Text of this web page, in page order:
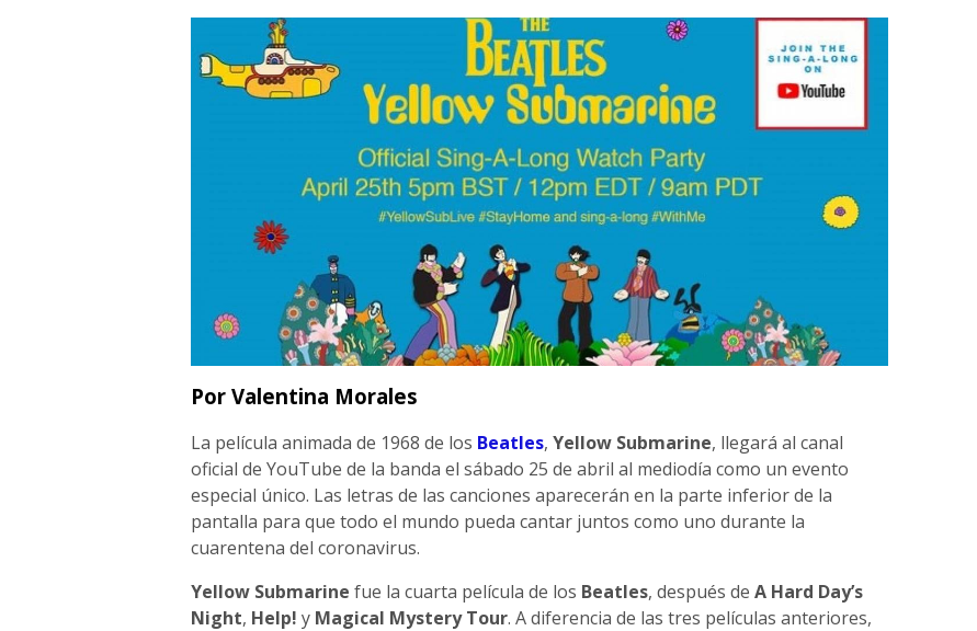
Por Valentina Morales
La película animada de 1968 de los Beatles, Yellow Submarine, llegará al canal
oficial de YouTube de la banda el sábado 25 de abril al mediodía como un evento
especial único. Las letras de las canciones aparecerán en la parte inferior de la
pantalla para que todo el mundo pueda cantar juntos como uno durante la
cuarentena del coronavirus.
Yellow Submarine fue la cuarta película de los Beatles, después de A Hard Day’s
Night, Help! y Magical Mystery Tour. A diferencia de las tres películas anteriores,